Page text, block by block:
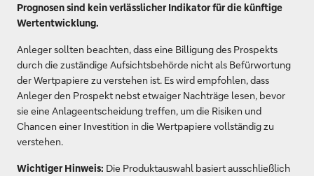
Prognosen sind kein verlässlicher Indikator für die künftige
Wertentwicklung.
Anleger sollten beachten, dass eine Billigung des Prospekts
durch die zuständige Aufsichtsbehörde nicht als Befürwortung
der Wertpapiere zu verstehen ist. Es wird empfohlen, dass
Anleger den Prospekt nebst etwaiger Nachträge lesen, bevor
sie eine Anlageentscheidung treffen, um die Risiken und
Chancen einer Investition in die Wertpapiere vollständig zu
verstehen.
Wichtiger Hinweis: Die Produktauswahl basiert ausschließlich